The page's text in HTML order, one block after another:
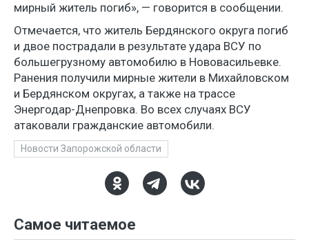
мирный житель погиб», — говорится в сообщении.
Отмечается, что житель Бердянского округа погиб
и двое пострадали в результате удара ВСУ по
большегрузному автомобилю в Нововасильевке.
Ранения получили мирные жители в Михайловском
и Бердянском округах, а также на трассе
Энергодар-Днепровка. Во всех случаях ВСУ
атаковали гражданские автомобили.
Новости Запорожской области
Самое читаемое